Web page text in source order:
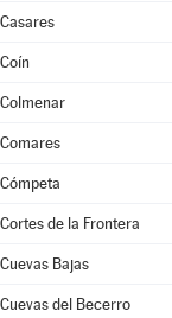
Casares
Coín
Colmenar
Comares
Cómpeta
Cortes de la Frontera
Cuevas Bajas
Cuevas del Becerro